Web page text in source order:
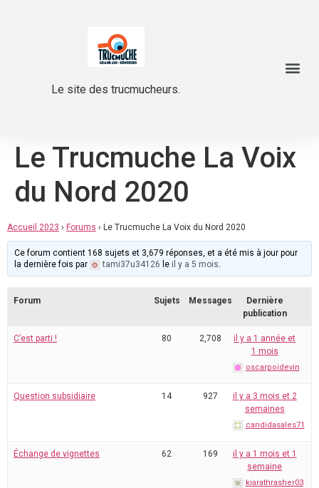
Le site des trucmucheurs.
Le Trucmuche La Voix
du Nord 2020
Accueil 2023 › Forums › Le Trucmuche La Voix du Nord 2020
Ce forum contient 168 sujets et 3,679 réponses, et a été mis à jour pour
la dernière fois par
tami37u34126 le il y a 5 mois.
Forum Sujets Messages
Dernière
publication
C’est parti ! 80 2,708
il y a 1 année et
1 mois
oscarpoidevin
Question subsidiaire 14 927
il y a 3 mois et 2
semaines
candidasales71
Échange de vignettes 62 169
il y a 1 mois et 1
semaine
kiarathrasher03